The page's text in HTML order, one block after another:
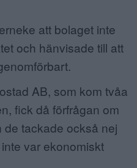
att bolaget inte
och hänvisade till att
AB, som kom tvåa
fick då förfrågan om
de tackade också nej
var ekonomiskt